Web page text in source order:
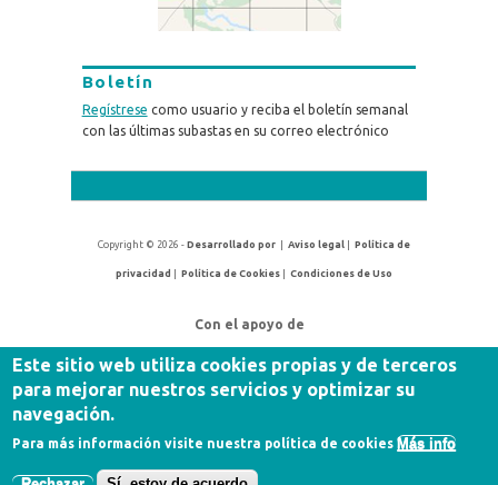
Boletín
Regístrese como usuario y reciba el boletín semanal
con las últimas subastas en su correo electrónico
Copyright © 2026 -Desarrollado por |Aviso legal |Política de
privacidad |Política de Cookies |Condiciones de Uso
Con el apoyo de
Este sitio web utiliza cookies propias y de terceros
para mejorar nuestros servicios y optimizar su
navegación.
Para más información visite nuestra política de cookies Más info